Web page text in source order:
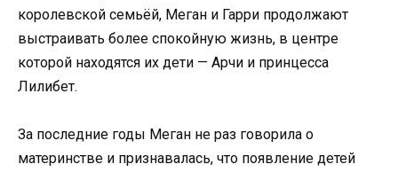
королевской семьёй, Меган и Гарри продолжают
выстраивать более спокойную жизнь, в центре
которой находятся их дети — Арчи и принцесса
Лилибет.
За последние годы Меган не раз говорила о
материнстве и признавалась, что появление детей